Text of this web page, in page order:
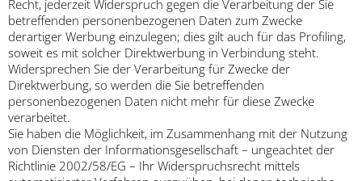
Recht, jederzeit Widerspruch gegen die Verarbeitung der Sie
betreffenden personenbezogenen Daten zum Zwecke
derartiger Werbung einzulegen; dies gilt auch für das Profiling,
soweit es mit solcher Direktwerbung in Verbindung steht.
Widersprechen Sie der Verarbeitung für Zwecke der
Direktwerbung, so werden die Sie betreffenden
personenbezogenen Daten nicht mehr für diese Zwecke
verarbeitet.
Sie haben die Möglichkeit, im Zusammenhang mit der Nutzung
von Diensten der Informationsgesellschaft – ungeachtet der
Richtlinie 2002/58/EG – Ihr Widerspruchsrecht mittels